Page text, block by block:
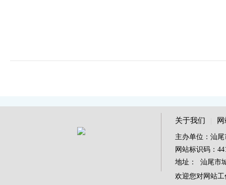
关于我们
主办单位：汕
网站标识码：
地址： 汕尾市
欢迎您对网站